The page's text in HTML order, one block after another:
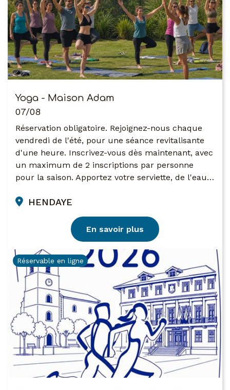
Yoga - Maison Adam
07/08
Réservation obligatoire. Rejoignez-nous chaque
vendredi de l'été, pour une séance revitalisante
d'une heure. Inscrivez-vous dès maintenant, avec
un maximum de 2 inscriptions par personne
pour la saison. Apportez votre serviette, de l'eau…
HENDAYE
En savoir plus
Réservable en ligne